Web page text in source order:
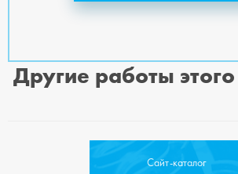
Другие работы
Сайт-каталог